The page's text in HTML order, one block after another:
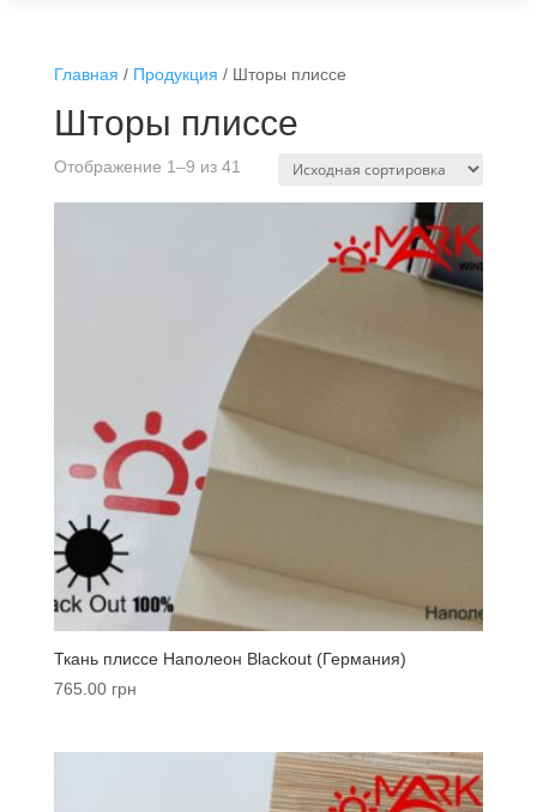
Главная / Продукция / Шторы плиссе
Шторы плиссе
Отображение 1–9 из 41
Ткань плиссе Наполеон Blackout (Германия)
765.00грн